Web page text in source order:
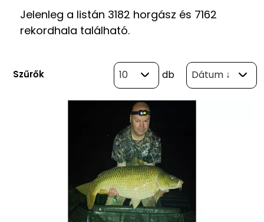
Jelenleg a listán 3182 horgász és 7162
rekordhala található.
Szűrők 10 db Dátum ↓